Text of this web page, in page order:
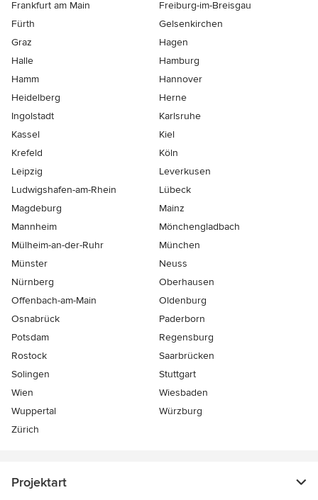
Frankfurt am Main
Freiburg-im-Breisgau
Fürth
Gelsenkirchen
Graz
Hagen
Halle
Hamburg
Hamm
Hannover
Heidelberg
Herne
Ingolstadt
Karlsruhe
Kassel
Kiel
Krefeld
Köln
Leipzig
Leverkusen
Ludwigshafen-am-Rhein
Lübeck
Magdeburg
Mainz
Mannheim
Mönchen­gladbach
Mülheim-an-der-Ruhr
München
Münster
Neuss
Nürnberg
Oberhausen
Offenbach-am-Main
Oldenburg
Osnabrück
Paderborn
Potsdam
Regensburg
Rostock
Saarbrücken
Solingen
Stuttgart
Wien
Wiesbaden
Wuppertal
Würzburg
Zürich
Projektart